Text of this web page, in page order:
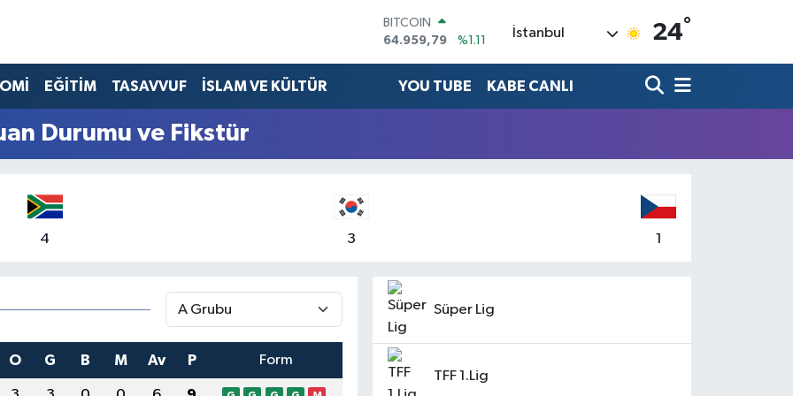
BITCOIN
64.959,79
%1.11
EURO
55,2510
%0.32
İstanbul 24°
EĞİTİM TASAVVUF İSLAM VE KÜLTÜR YOU TUBE KABE CANLI
Durumu ve Fikstür
4 3 1
O G B M Av P Form
Süper Lig
TFF 1.Lig